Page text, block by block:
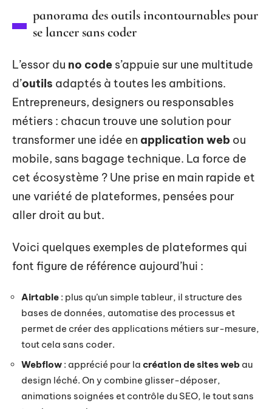
panorama des outils incontournables pour
se lancer sans coder
L’essor du no code s’appuie sur une multitude
d’outils adaptés à toutes les ambitions.
Entrepreneurs, designers ou responsables
métiers : chacun trouve une solution pour
transformer une idée en application web ou
mobile, sans bagage technique. La force de
cet écosystème ? Une prise en main rapide et
une variété de plateformes, pensées pour
aller droit au but.
Voici quelques exemples de plateformes qui
font figure de référence aujourd’hui :
Airtable : plus qu’un simple tableur, il structure des
bases de données, automatise des processus et
permet de créer des applications métiers sur-mesure,
tout cela sans coder.
Webflow : apprécié pour la création de sites web au
design léché. On y combine glisser-déposer,
animations soignées et contrôle du SEO, le tout sans